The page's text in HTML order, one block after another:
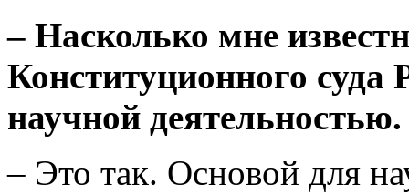
– Насколько мне
Конституционного
научной деятельностью.
– Это так. Основой для